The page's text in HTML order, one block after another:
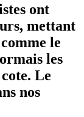
ont
mettant
le
les
Le
nos